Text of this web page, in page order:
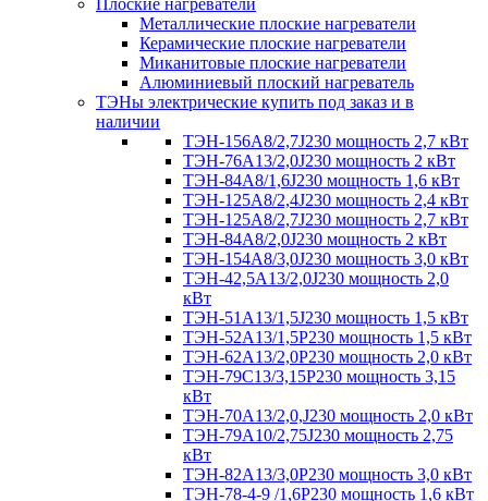
Плоские нагреватели
Металлические плоские нагреватели
Керамические плоские нагреватели
Миканитовые плоские нагреватели
Алюминиевый плоский нагреватель
ТЭНы электрические купить под заказ и в
наличии
ТЭН-156А8/2,7J230 мощность 2,7 кВт
ТЭН-76А13/2,0J230 мощность 2 кВт
ТЭН-84А8/1,6J230 мощность 1,6 кВт
ТЭН-125А8/2,4J230 мощность 2,4 кВт
ТЭН-125А8/2,7J230 мощность 2,7 кВт
ТЭН-84А8/2,0J230 мощность 2 кВт
ТЭН-154А8/3,0J230 мощность 3,0 кВт
ТЭН-42,5А13/2,0J230 мощность 2,0
кВт
ТЭН-51А13/1,5J230 мощность 1,5 кВт
ТЭН-52А13/1,5Р230 мощность 1,5 кВт
ТЭН-62А13/2,0Р230 мощность 2,0 кВт
ТЭН-79С13/3,15Р230 мощность 3,15
кВт
ТЭН-70А13/2,0,J230 мощность 2,0 кВт
ТЭН-79А10/2,75J230 мощность 2,75
кВт
ТЭН-82А13/3,0Р230 мощность 3,0 кВт
ТЭН-78-4-9 /1,6P230 мощность 1,6 кВт